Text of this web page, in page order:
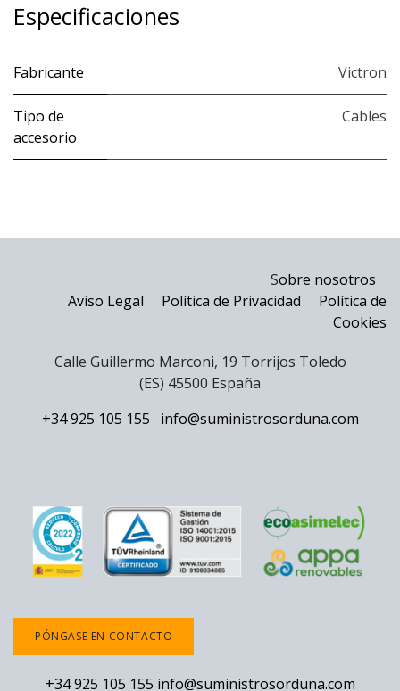
Especificaciones
Fabricante Victron
Tipo de
accesorio
Cables
Sobre nosotros
Aviso Legal
Política de Privacidad
Política de
Cookies
Calle Guillermo Marconi, 19 Torrijos Toledo
(ES) 45500 España
+34 925 105 155
info@suministrosorduna.com
PÓNGASE EN CONTACTO
+34 925 105 155 info@suministrosorduna.com